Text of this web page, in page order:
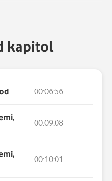
kapitol
00:06:56
00:09:08
00:10:01